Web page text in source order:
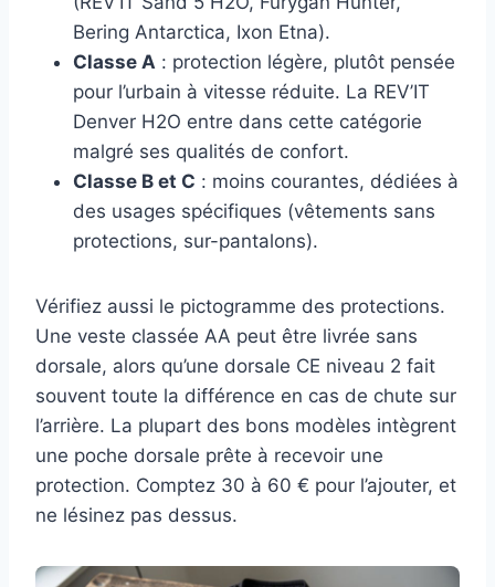
Bering Antarctica, Ixon Etna).
Classe A : protection légère, plutôt pensée
pour l’urbain à vitesse réduite. La REV’IT
Denver H2O entre dans cette catégorie
malgré ses qualités de confort.
Classe B et C : moins courantes, dédiées à
des usages spécifiques (vêtements sans
protections, sur-pantalons).
Vérifiez aussi le pictogramme des protections.
Une veste classée AA peut être livrée sans
dorsale, alors qu’une dorsale CE niveau 2 fait
souvent toute la différence en cas de chute sur
l’arrière. La plupart des bons modèles intègrent
une poche dorsale prête à recevoir une
protection. Comptez 30 à 60 € pour l’ajouter, et
ne lésinez pas dessus.